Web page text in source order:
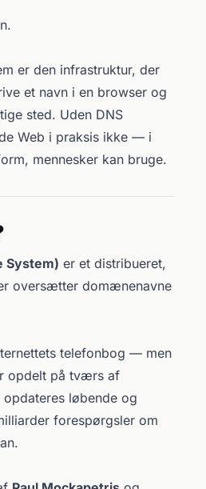
er den infrastruktur, der
et navn i en browser og
sted. Uden DNS
Web i praksis ikke — i
mennesker kan bruge.
System) er et distribueret,
oversætter domænenavne
telefonbog — men
opdelt på tværs af
løbende og
forespørgsler om